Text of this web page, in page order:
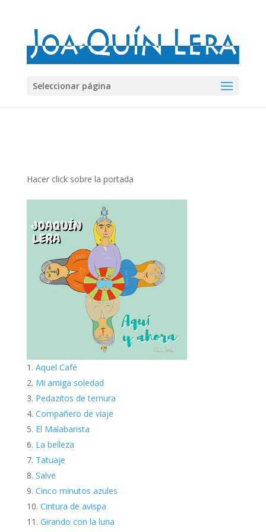
Seleccionar página
Hacer click sobre la portada
Aquel Café
Mi amiga soledad
Pedazitos de ternura
Compañero de viaje
El Malabarista
La belleza
Tatuaje
Salve
Cinco minutos azules
Cintura de avispa
Girando con la luna